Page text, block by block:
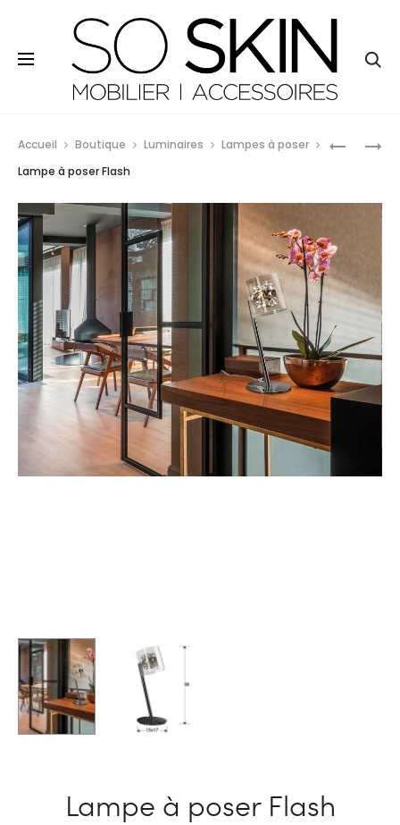
So Skin - 11, rue Lamartine - 29120 Pont-l'Abbé - Tél. 09
81 31 80 73
LAMPE
ARCUS
LAMPE
Accueil Boutique Luminaires
Lampes à poser
Lampe à poser Flash
Lampe à poser Flash